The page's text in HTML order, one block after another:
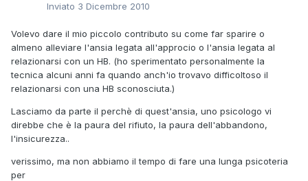
Inviato 3 Dicembre 2010
Volevo dare il mio piccolo contributo su come far sparire o
almeno alleviare l'ansia legata all'approcio o l'ansia legata al
relazionarsi con un HB. (ho sperimentato personalmente la
tecnica alcuni anni fa quando anch'io trovavo difficoltoso il
relazionarsi con una HB sconosciuta.)
Lasciamo da parte il perchè di quest'ansia, uno psicologo vi
direbbe che è la paura del rifiuto, la paura dell'abbandono,
l'insicurezza..
verissimo, ma non abbiamo il tempo di fare una lunga psicoteria
per